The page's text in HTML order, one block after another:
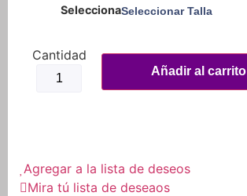
Seleccionar Talla
Añadir al carrito
Agregar a la lista de deseos
Mira tú lista de deseaos